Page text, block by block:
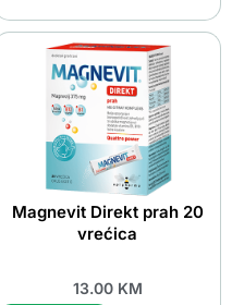
Magnevit Direkt prah 20
vrećica
13.00 KM